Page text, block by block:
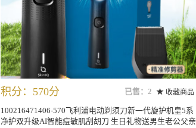
已售：2 收藏商品
积分：570分
100216471406-570飞利浦电动剃须刀新一代旋护机皇5系
净护双升级AI智能痘敏肌刮胡刀 生日礼物送男生老公父亲